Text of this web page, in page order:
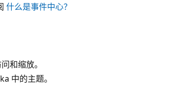
什么是事件中心？
和缩放。
中的主题。